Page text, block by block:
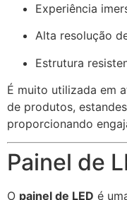
Experiência
Alta resolução
Estrutura
É muito utilizada em
de produtos,
proporcionando
Painel de
O painel de LED é